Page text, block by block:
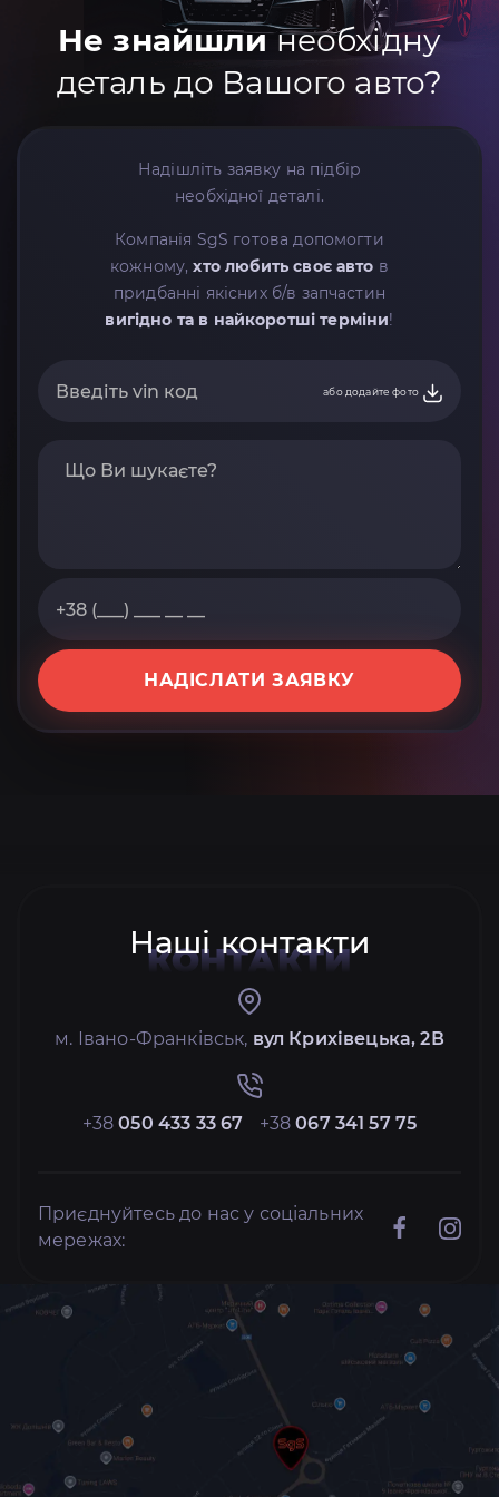
Не знайшлинеобхідну
деталь до Вашого авто?
Надішліть заявку на підбір
необхідної деталі.
Компанія SgS готова допомогти
кожному,хто любить своє авто в
придбанні якісних б/в запчастин
вигідно та в найкоротші терміни!
або додайте фото
НАДІСЛАТИ ЗАЯВКУ
Наші контакти
КОНТАКТИ
м. Івано-Франківськ, вул Крихівецька, 2В
+38050 433 33 67 +38067 341 57 75
Приєднуйтесь до нас у соціальних
мережах: